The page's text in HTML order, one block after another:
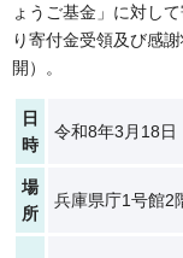
ょうご基金」に対し
り寄付金受領及び感
開）。
日
時
令和8年3月18日
場
所
兵庫県庁1号館2